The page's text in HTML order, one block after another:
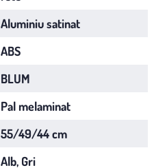
Aluminiu satinat
ABS
BLUM
Pal melaminat
55/49/44 cm
Alb, Gri